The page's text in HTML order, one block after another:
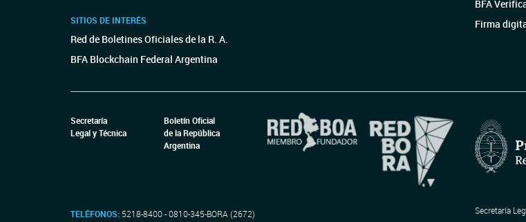
SITIOS DE INTERÉS
Red de Boletines Oficiales de la R. A.
BFA Blockchain Federal Argentina
BFA
Firma
Secretaría
Legal y Técnica
Boletín Oficial
de la República
Argentina
TELÉFONOS: 5218-8400 - 0810-345-BORA (2672) Secretaría